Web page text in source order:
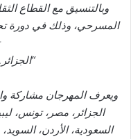
وبالتنسيق مع القطاع
المسرحي، وذلك في دورة
الجزائر، مصر، تونس،
السعودية، الأردن،